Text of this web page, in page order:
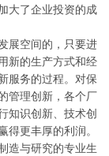
大了企业投资的成
展空间的，只要进
新的生产方式和经
服务的过程。对保
管理创新，各个厂
知识创新、技术创
更丰厚的利润。
造与研究的专业生